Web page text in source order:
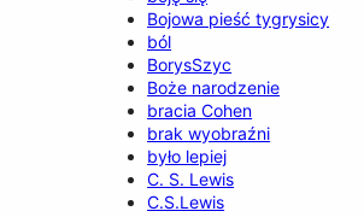
Bojowa pieść tygrysicy
ból
BorysSzyc
Boże narodzenie
bracia Cohen
brak wyobraźni
było lepiej
C. S. Lewis
C.S.Lewis